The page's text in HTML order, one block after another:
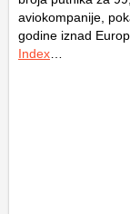
aviokompanije,
godine iznad
Index